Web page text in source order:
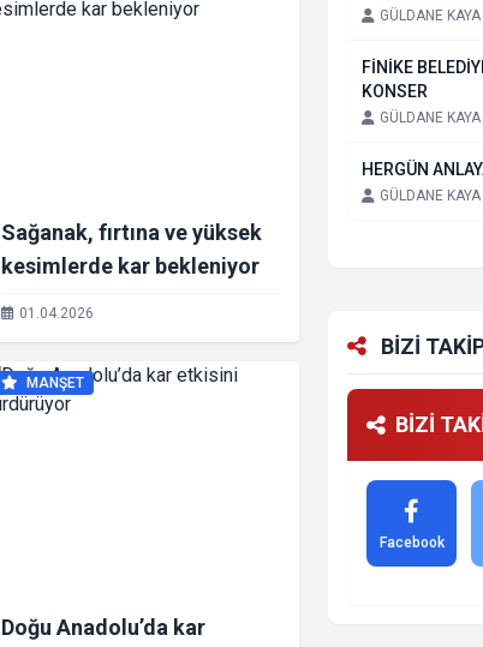
Sağanak, fırtına ve yüksek
kesimlerde kar bekleniyor
01.04.2026
MANŞET
Doğu Anadolu’da kar
GÜLDANE
FİNİKE
KONSER
GÜLDANE
HERGÜN
GÜLDANE
BİZİ
BİZİ
Facebook